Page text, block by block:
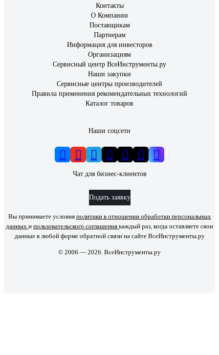
Контакты
О Компании
Поставщикам
Партнерам
Информация для инвесторов
Организациям
Сервисный центр ВсеИнструменты.ру
Наши закупки
Сервисные центры производителей
Правила применения рекомендательных технологий
Каталог товаров
Наши соцсети
Чат для бизнес-клиентов
Подать заявку
Вы принимаете условия политики в отношении обработки персональных
данных и пользовательского соглашения каждый раз, когда оставляете свои
данные в любой форме обратной связи на сайте ВсеИнструменты.ру
© 2006 — 2026. ВсеИнструменты.ру